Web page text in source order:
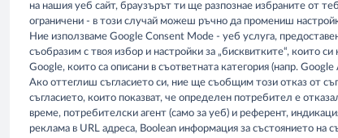
на нашия уеб сайт, браузърът ти ще разпознае избраните от
ограничени - в този случай можеш ръчно да промениш
Ние използваме Google Consent Mode - уеб услуга,
съобразим с твоя избор и настройки за „бисквитките“, които
Google, които са описани в съответната категория (напр.
Ако оттеглиш съгласието си, ние ще съобщим този отказ от
съгласието, които показват, че определен потребител е
време, потребителски агент (само за уеб) и референт,
реклама в URL адреса, Boolean информация за състоянието на